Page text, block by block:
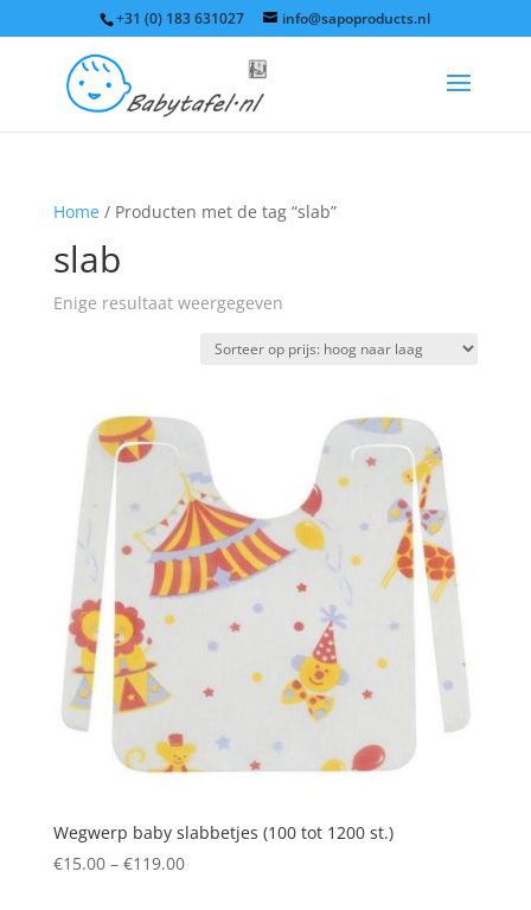
+31 (0) 183 631027 info@sapoproducts.nl
Home/ Producten met de tag “slab”
slab
Enige resultaat weergegeven
Wegwerp baby slabbetjes (100 tot 1200 st.)
€15.00 – €119.00Price